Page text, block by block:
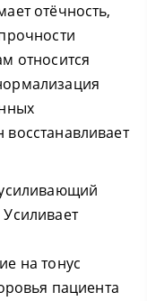
отёчность,
относится
на тонус
пациента